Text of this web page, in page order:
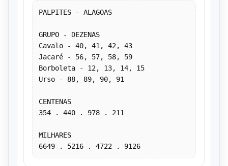
PALPITES - ALAGOAS
GRUPO - DEZENAS
Cavalo - 40, 41, 42, 43
Jacaré - 56, 57, 58, 59
Borboleta - 12, 13, 14, 15
Urso - 88, 89, 90, 91
CENTENAS
354 . 440 . 978 . 211
MILHARES
6649 . 5216 . 4722 . 9126